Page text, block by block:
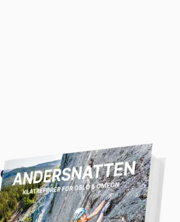
for
(2024)